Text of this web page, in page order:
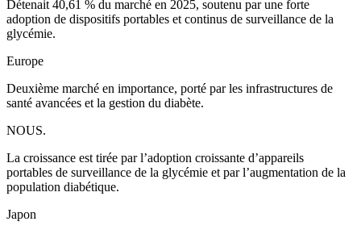
Détenait 40,61 % du marché en 2025, soutenu par une forte
adoption de dispositifs portables et continus de surveillance de la
glycémie.
Europe
Deuxième marché en importance, porté par les infrastructures de
santé avancées et la gestion du diabète.
NOUS.
La croissance est tirée par l’adoption croissante d’appareils
portables de surveillance de la glycémie et par l’augmentation de la
population diabétique.
Japon